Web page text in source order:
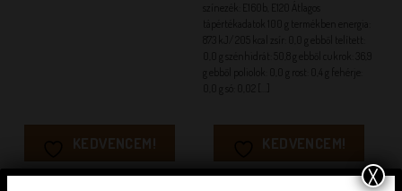
KEDVENCEM!
színezék: E160b, E120 Átlagos
tápértékadatok 100 g termékben energia:
873 kJ/ 205 kcal zsír: 0,0 g ebből telített:
0,0 g szénhidrát: 50,8 g ebből cukrok: 36,9
g ebből poliolok: 0,0 g rost: 0,4 g fehérje:
KEDVENCEM!
X